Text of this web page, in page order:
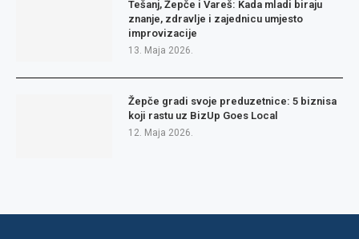
Tešanj, Žepče i Vareš: Kada mladi biraju
znanje, zdravlje i zajednicu umjesto
improvizacije
13. Maja 2026.
Žepče gradi svoje preduzetnice: 5 biznisa
koji rastu uz BizUp Goes Local
12. Maja 2026.